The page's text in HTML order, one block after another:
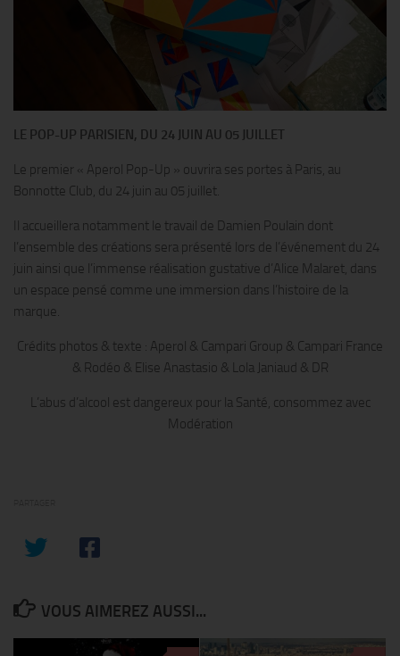
LE POP-UP PARISIEN, DU 24 JUIN AU 05 JUILLET
Le premier « Aperol Pop-Up » ouvrira ses portes à Paris, au
Bonnotte Club, du 24 juin au 05 juillet.
Il accueillera notamment le travail de Damien Poulain dont
l’ensemble des créations sera présenté lors de l’événement du 24
juin ainsi que l’immense réalisation gustative d’Alice Malaret, dans
un espace pensé comme une immersion dans l’histoire de la
marque.
Crédits photos & texte : Aperol & Campari Group & Campari France
& Rodéo & Elise Anastasio & Lola Janiaud & DR
L’abus d’alcool est dangereux pour la Santé, consommez avec
Modération
VOUS AIMEREZ AUSSI...